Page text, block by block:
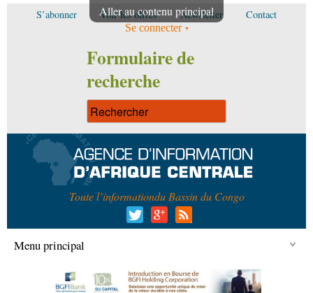
Aller au contenu principal
S’abonner Voir les offres Newsletter Contact
Se connecter
Formulaire de
recherche
Toute l’informationdu Bassin du Congo
Menu principal